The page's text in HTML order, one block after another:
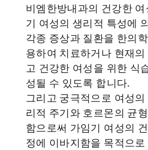
비엠한방내과의 건강한
기 여성의 생리적 특성에
각종 증상과 질환을 한의
용하여 치료하거나 현재
고 건강한 여성을 위한 식
성될 수 있도록 합니다.
그리고 궁극적으로 여성
리적 주기와 호르몬의 균
함으로써 가임기 여성의
정에 이바지함을 목적으